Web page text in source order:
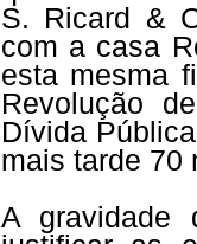
S. Ricard &
com a casa
esta mesma
Revolução
Dívida
mais tarde 70
A gravidade